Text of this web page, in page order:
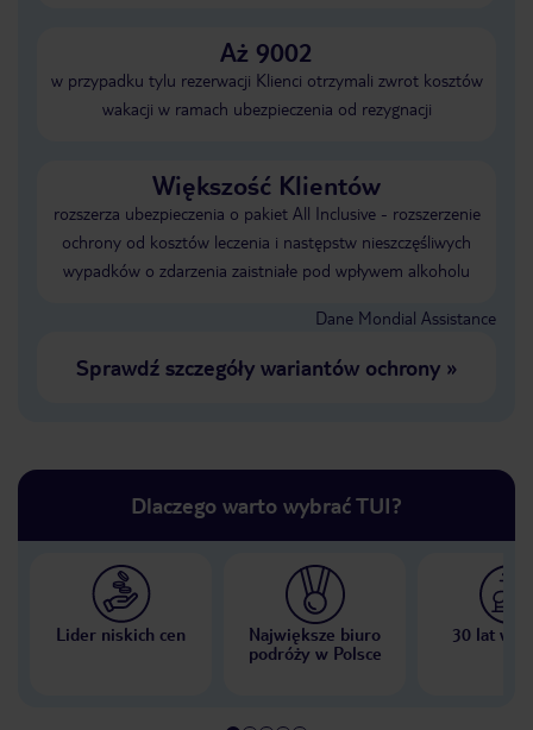
Aż 9002
w przypadku tylu rezerwacji Klienci otrzymali zwrot kosztów
wakacji w ramach ubezpieczenia od rezygnacji
Większość Klientów
rozszerza ubezpieczenia o pakiet All Inclusive - rozszerzenie
ochrony od kosztów leczenia i następstw nieszczęśliwych
wypadków o zdarzenia zaistniałe pod wpływem alkoholu
Dane Mondial Assistance
Sprawdź szczegóły wariantów ochrony»
Dlaczego warto wybrać TUI?
Lider niskich cen
Największe biuro
podróży w Polsce
30 lat w